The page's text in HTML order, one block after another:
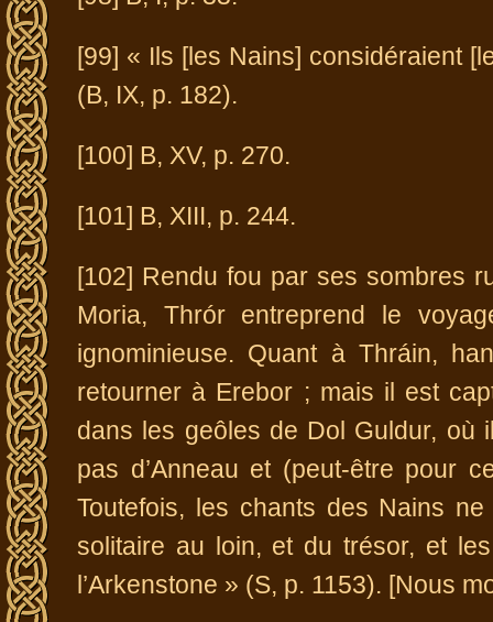
[99] « Ils [les Nains] considéraient
(B, IX, p. 182).
[100] B, XV, p. 270.
[101] B, XIII, p. 244.
[102] Rendu fou par ses sombres
Moria, Thrór entreprend le
ignominieuse. Quant à Thráin,
retourner à Erebor ; mais il est
dans les geôles de Dol Guldur, où
pas d’Anneau et (peut-être pour
Toutefois, les chants des Nains
solitaire au loin, et du trésor, et
l’Arkenstone » (S, p. 1153). [Nous